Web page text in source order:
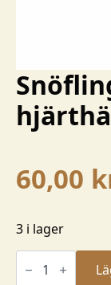
60,00
3 i lager
Snöflinge-
obsidian